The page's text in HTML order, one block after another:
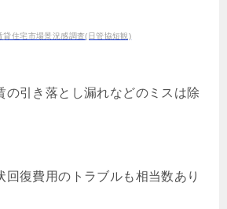
貸住宅市場景況感調査(日管協短観)
の引き落とし漏れなどのミスは除
回復費用のトラブルも相当数あり